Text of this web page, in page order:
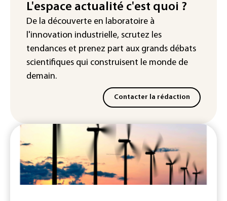
"Retour en force" progressif de la
chaleur dans les prochains jours en
France
L'espace actualité c'est quoi ?
De la découverte en laboratoire à
l'innovation industrielle, scrutez les
tendances et prenez part aux grands débats
scientifiques qui construisent le monde de
demain.
Contacter la rédaction